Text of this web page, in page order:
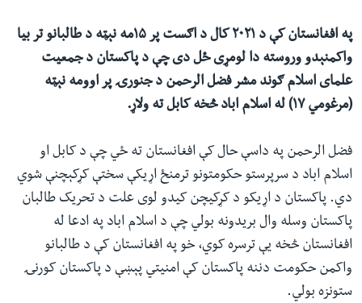
په افغانستان کې د ۲۰۲۱ کال د اګست پر ۱۵مه نېټه د طالبانو تر بیا
واکمنېدو وروسته دا لومړی ځل دی چې د پاکستان د جمعیت
علمای اسلام ګوند مشر فضل الرحمن د جنورۍ پر اوومه نېټه
(مرغومي ۱۷) له اسلام اباد څخه کابل ته ولاړ.
فضل الرحمن په داسې حال کې افغانستان ته ځي چې د کابل او
اسلام اباد د سرپرستو حکومتونو ترمنځ اړیکې سختې کړکېچنې شوي
دي. پاکستان د اړیکو د کړکیچن کیدو لوی علت د تحریک طالبان
پاکستان وسله وال بریدونه بولي چې د اسلام اباد په ادعا له
افغانستان څخه یې ترسره کوي، خو په افغانستان کې د طالبانو
واکمن حکومت دننه پاکستان کې امنیتي پېښې د پاکستان کورنۍ
ستونزه بولي.